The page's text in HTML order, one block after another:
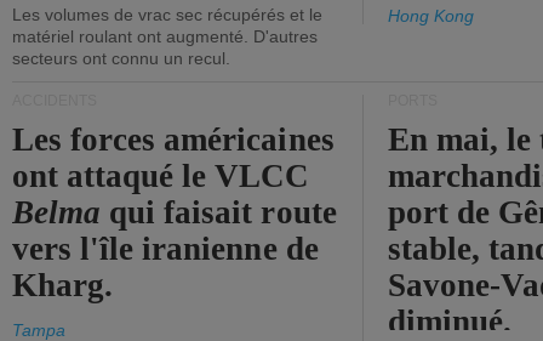
Les volumes de vrac sec récupérés et le
matériel roulant ont augmenté. D'autres
secteurs ont connu un recul.
Hong Kong
Les forces américaines
ont attaqué le VLCC
Belma qui faisait route
vers l'île iranienne de
Kharg.
Tampa
En mai, le
port de
stable,
Savone-
diminué.